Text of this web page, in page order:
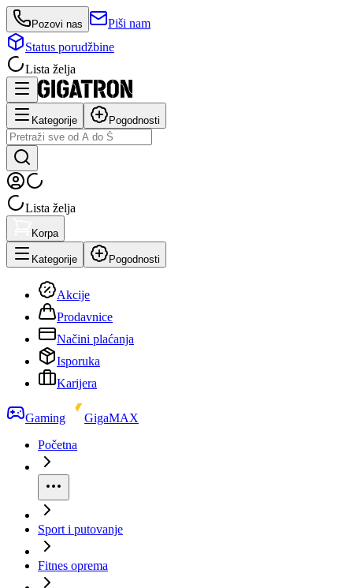
Pozovi nas
Piši nam
Status porudžbine
Lista želja
Kategorije Pogodnosti
Lista želja
Korpa
Kategorije Pogodnosti
Akcije
Prodavnice
Načini plaćanja
Isporuka
Karijera
Gaming
GigaMAX
Početna
Sport i putovanje
Fitnes oprema